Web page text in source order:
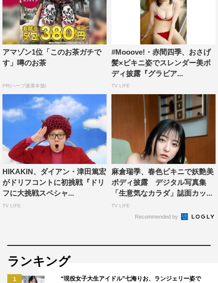
アマゾン1位「このお茶ガチで
す」噂のお茶
PR(ハーブ健康本舗)
#Mooove!・赤間四季、おさげ
髪×ビキニ姿でスレンダー美ボ
ディ披露『グラビア...
TV LIFE
HIKAKIN、ダイアン・津田篤宏
がドリフコントに初挑戦『ドリ
フに大挑戦スペシャ...
TV LIFE
麻倉瑞季、春色ビキニで妖艶美
ボディ披露 デジタル写真集
「生意気なカラダ」誌面カッ...
TV LIFE
Recommended by
ランキング
1
“現役女子大生アイドル”七海りお、ランジェリー姿で